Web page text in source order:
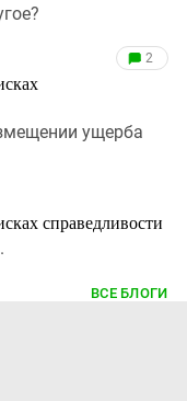
2
ущерба
справедливости
ВСЕ БЛОГИ